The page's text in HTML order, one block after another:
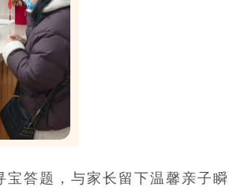
宝答题，与家长留下温馨亲子瞬